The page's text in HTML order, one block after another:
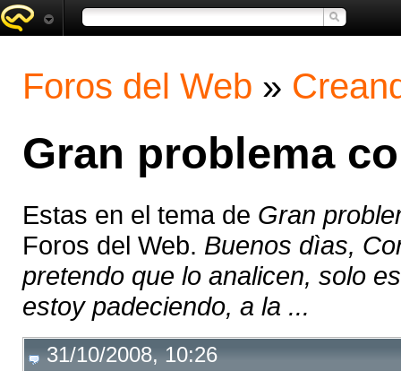
Foros del Web »
Gran problema
Estas en el tema de Gran
Foros del Web. Buenos dìas,
pretendo que lo analicen, solo
estoy padeciendo, a la ...
31/10/2008, 10:26